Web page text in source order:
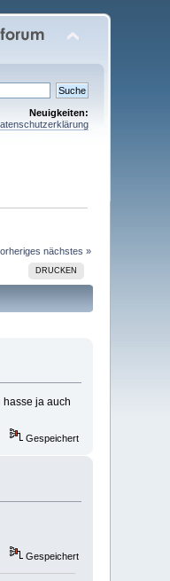
Neuigkeiten:
nächstes »
DRUCKEN
ja auch
Gespeichert
Gespeichert